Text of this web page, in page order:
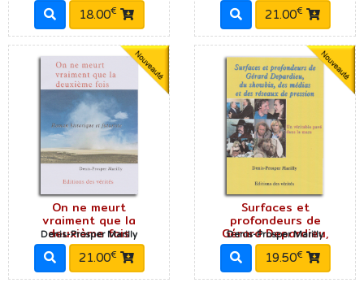
18.00€ 21.00€
On ne meurt
vraiment que la
deuxième fois
Denis-Prosper Marilly
21.00€
Surfaces et
profondeurs de
Gérard Depardieu,
Denis-Prosper Marilly
19.50€